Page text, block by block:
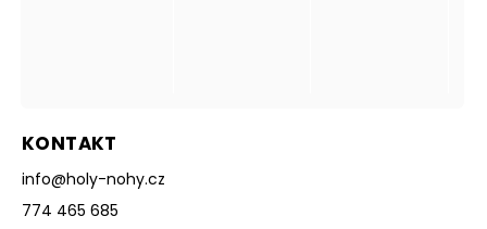
KONTAKT
info@holy-nohy.cz
774 465 685